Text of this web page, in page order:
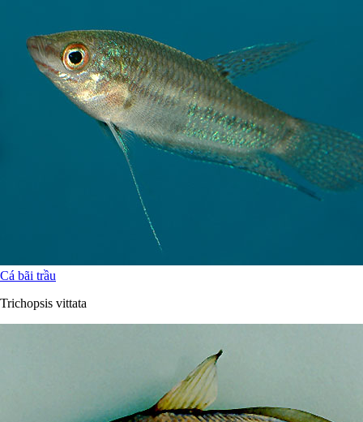
Cá bãi trầu
Trichopsis vittata